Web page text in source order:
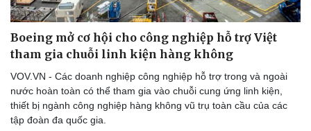
Boeing mở cơ hội cho công nghiệp hỗ trợ Việt
tham gia chuỗi linh kiện hàng không
VOV.VN - Các doanh nghiệp công nghiệp hỗ trợ trong và ngoài
nước hoàn toàn có thể tham gia vào chuỗi cung ứng linh kiện,
thiết bị ngành công nghiệp hàng không vũ trụ toàn cầu của các
tập đoàn đa quốc gia.